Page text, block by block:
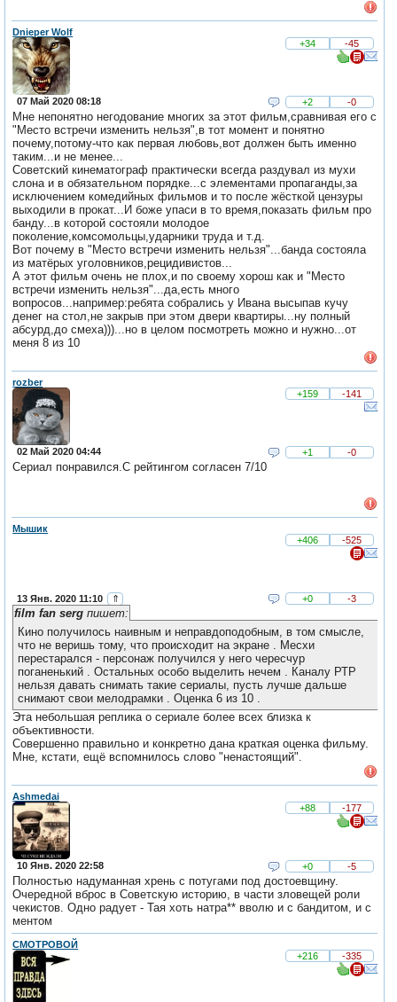
Dnieper Wolf
+34
-45
07 Май 2020 08:18 +2 -0
Мне непонятно негодование многих за этот фильм,сравнивая его с
"Место встречи изменить нельзя",в тот момент и понятно
почему,потому-что как первая любовь,вот должен быть именно
таким...и не менее...
Советский кинематограф практически всегда раздувал из мухи
слона и в обязательном порядке...с элементами пропаганды,за
исключением комедийных фильмов и то после жёсткой цензуры
выходили в прокат...И боже упаси в то время,показать фильм про
банду...в которой состояли молодое
поколение,комсомольцы,ударники труда и т.д.
Вот почему в "Место встречи изменить нельзя"...банда состояла
из матёрых уголовников,рецидивистов...
А этот фильм очень не плох,и по своему хорош как и "Место
встречи изменить нельзя"...да,есть много
вопросов...например:ребята собрались у Ивана высыпав кучу
денег на стол,не закрыв при этом двери квартиры...ну полный
абсурд,до смеха)))...но в целом посмотреть можно и нужно...от
меня 8 из 10
rozber
+159
-141
02 Май 2020 04:44 +1 -0
Сериал понравился.С рейтингом согласен 7/10
Мышик
+406
-525
13 Янв. 2020 11:10 ⇑ +0 -3
film fan sergпишет:
Кино получилось наивным и неправдоподобным, в том смысле,
что не веришь тому, что происходит на экране . Месхи
перестарался - персонаж получился у него чересчур
поганенький . Остальных особо выделить нечем . Каналу РТР
нельзя давать снимать такие сериалы, пусть лучше дальше
снимают свои мелодрамки . Оценка 6 из 10 .
Эта небольшая реплика о сериале более всех близка к
объективности.
Совершенно правильно и конкретно дана краткая оценка фильму.
Мне, кстати, ещё вспомнилось слово "ненастоящий".
Ashmedai
+88
-177
10 Янв. 2020 22:58 +0 -5
Полностью надуманная хрень с потугами под достоевщину.
Очередной вброс в Советскую историю, в части зловещей роли
чекистов. Одно радует - Тая хоть натра** вволю и с бандитом, и с
ментом
СМОТРОВОЙ
+216
-335